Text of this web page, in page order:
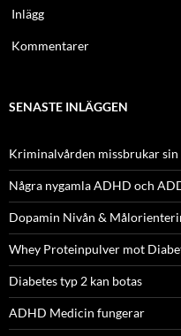
Inlägg
Kommentarer
SENASTE INLÄGGEN
Kriminalvården missbrukar
Några nygamla ADHD och
Dopamin Nivån &
Whey Proteinpulver mot
Diabetes typ 2 kan botas
ADHD Medicin fungerar